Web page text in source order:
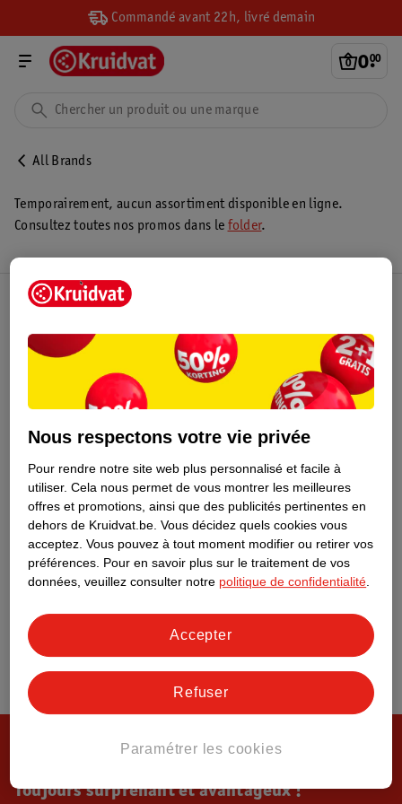
Commandé avant 22h, livré demain
0.
00
All Brands
Temporairement, aucun assortiment disponible en ligne.
Consultez toutes nos promos dans le folder.
Toujours surprenant et avantageux !
Nous respectons votre vie privée
Pour rendre notre site web plus personnalisé et facile à
utiliser. Cela nous permet de vous montrer les meilleures
offres et promotions, ainsi que des publicités pertinentes en
dehors de Kruidvat.be. Vous décidez quels cookies vous
acceptez. Vous pouvez à tout moment modifier ou retirer vos
préférences. Pour en savoir plus sur le traitement de vos
données, veuillez consulter notre politique de confidentialité
Paramétrer les cookies
Refuser
Accepter